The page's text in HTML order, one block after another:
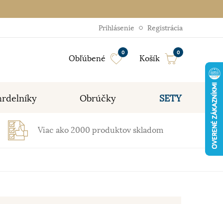
Prihlásenie Registrácia
Obľúbené
0
Košík
0
Obrúčky SETY
Viac ako 2000 produktov skladom